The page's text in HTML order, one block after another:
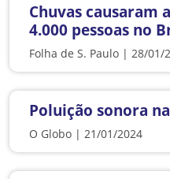
Chuvas causaram
4.000 pessoas no
Folha de S. Paulo | 28/01/
Poluição sonora
O Globo | 21/01/2024